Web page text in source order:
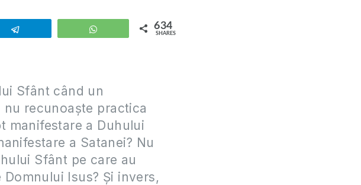
WhatsApp 634
SHARES
Sfânt când un
recunoaște practica
manifestare a Duhului
a Satanei? Nu
Sfânt pe care au
Isus? Și invers,